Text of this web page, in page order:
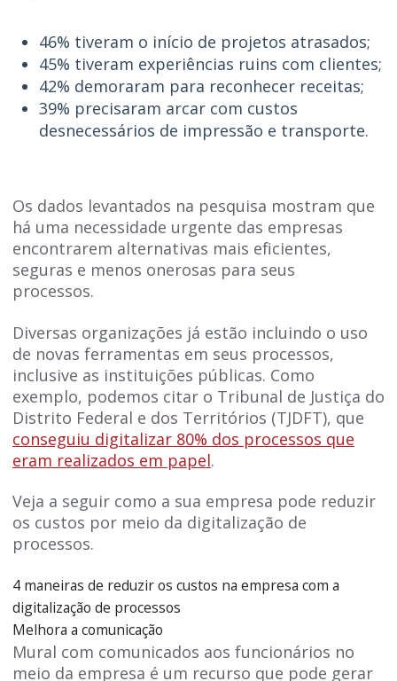
46% tiveram o início de projetos atrasados;
45% tiveram experiências ruins com clientes;
42% demoraram para reconhecer receitas;
39% precisaram arcar com custos
desnecessários de impressão e transporte.
Os dados levantados na pesquisa mostram que
há uma necessidade urgente das empresas
encontrarem alternativas mais eficientes,
seguras e menos onerosas para seus
processos.
Diversas organizações já estão incluindo o uso
de novas ferramentas em seus processos,
inclusive as instituições públicas. Como
exemplo, podemos citar o Tribunal de Justiça do
Distrito Federal e dos Territórios (TJDFT), que
conseguiu digitalizar 80% dos processos que
eram realizados em papel.
Veja a seguir como a sua empresa pode reduzir
os custos por meio da digitalização de
processos.
4 maneiras de reduzir os custos na empresa com a
digitalização de processos
Melhora a comunicação
Mural com comunicados aos funcionários no
meio da empresa é um recurso que pode gerar